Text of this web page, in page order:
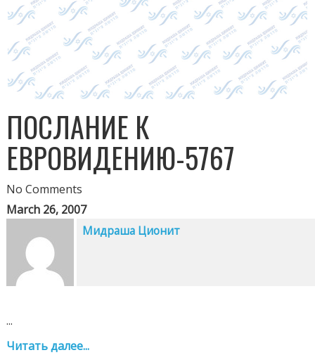
ПОСЛАНИЕ К
ЕВРОВИДЕНИЮ-5767
No Comments
March 26, 2007
Мидраша Ционит
...
Читать далее...